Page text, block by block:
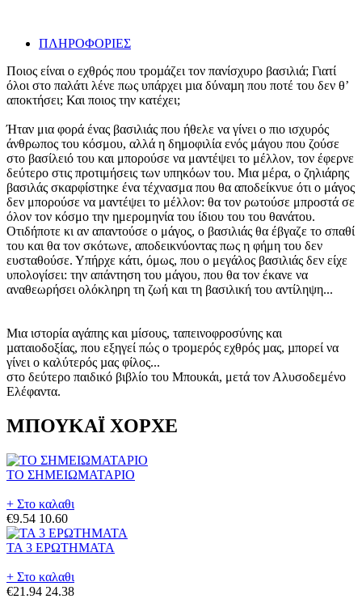
ΠΛΗΡΟΦΟΡΙΕΣ
Ποιος είναι ο εχθρός που τροµάζει τον πανίσχυρο βασιλιά; Γιατί
όλοι στο παλάτι λένε πως υπάρχει µια δύναµη που ποτέ του δεν θʼ
αποκτήσει; Και ποιος την κατέχει;
Ήταν μια φορά ένας βασιλιάς που ήθελε να γίνει ο πιο ισχυρός
άνθρωπος του κόσμου, αλλά η δημοφιλία ενός μάγου που ζούσε
στο βασίλειό του και μπορούσε να μαντέψει το μέλλον, τον έφερνε
δεύτερο στις προτιμήσεις των υπηκόων του. Μια μέρα, ο ζηλιάρης
βασιλάς σκαρφίστηκε ένα τέχνασμα που θα αποδείκνυε ότι ο μάγος
δεν μπορούσε να μαντέψει το μέλλον: θα τον ρωτούσε μπροστά σε
όλον τον κόσμο την ημερομηνία του ίδιου του του θανάτου.
Οτιδήποτε κι αν απαντούσε ο μάγος, ο βασιλιάς θα έβγαζε το σπαθί
του και θα τον σκότωνε, αποδεικνύοντας πως η φήμη του δεν
ευσταθούσε. Υπήρχε κάτι, όμως, που ο μεγάλος βασιλιάς δεν είχε
υπολογίσει: την απάντηση του μάγου, που θα τον έκανε να
αναθεωρήσει ολόκληρη τη ζωή και τη βασιλική του αντίληψη...
Μια ιστορία αγάπης και µίσους, ταπεινοφροσύνης και
µαταιοδοξίας, που εξηγεί πώς ο τροµερός εχθρός µας, µπορεί να
γίνει ο καλύτερός µας φίλος...
στο δεύτερο παιδικό βιβλίο του Μπουκάι, μετά τον Αλυσοδεμένο
Ελέφαντα.
ΜΠΟΥΚΑΪ ΧΟΡΧΕ
ΤΟ ΣΗΜΕΙΩΜΑΤΑΡΙΟ
+ Στο καλαθι
€9.54 10.60
ΤΑ 3 ΕΡΩΤΗΜΑΤΑ
+ Στο καλαθι
€21.94 24.38